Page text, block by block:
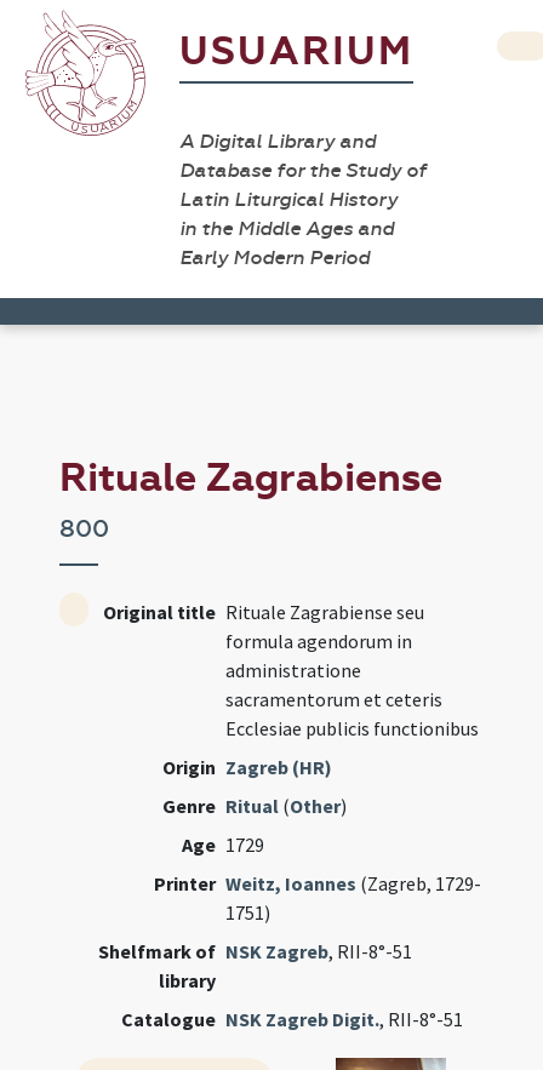
USUARIUM
A Digital Library and
Database for the Study of
Latin Liturgical History
in the Middle Ages and
Early Modern Period
Rituale Zagrabiense
800
Original title Rituale Zagrabiense seu
formula agendorum in
administratione
sacramentorum et ceteris
Ecclesiae publicis functionibus
Origin Zagreb (HR)
Genre Ritual (Other)
Age 1729
Printer Weitz, Ioannes (Zagreb, 1729-
1751)
Shelfmark of
library
NSK Zagreb, RII-8°-51
Catalogue NSK Zagreb Digit., RII-8°-51